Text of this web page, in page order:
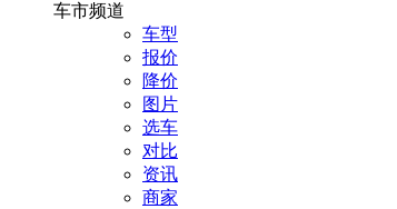
车市频道
车型
报价
降价
图片
选车
对比
资讯
商家